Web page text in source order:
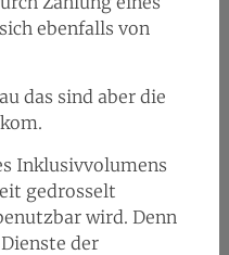
ebenfalls von
das sind aber die
Inklusivvolumens
gedrosselt
wird. Denn
der